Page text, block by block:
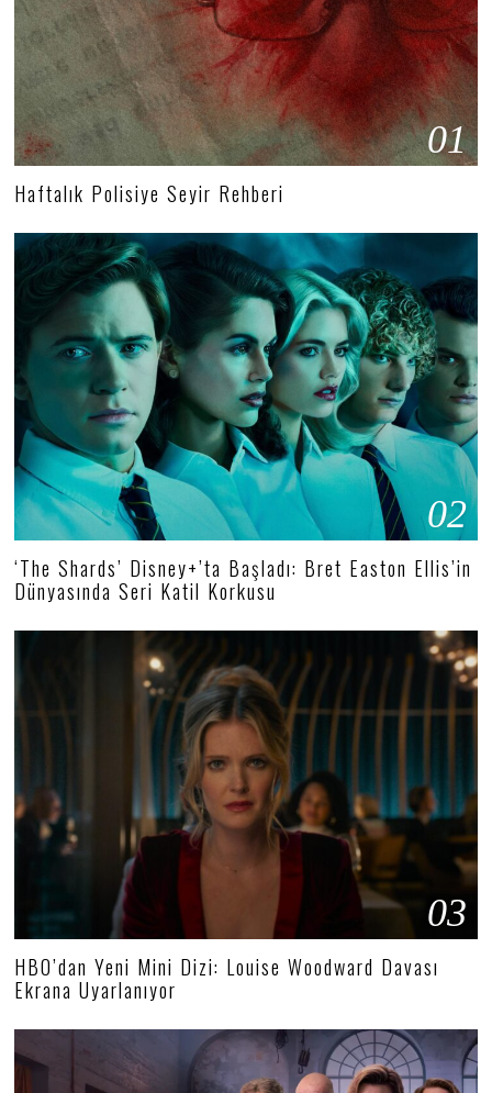
01
Haftalık Polisiye Seyir Rehberi
02
‘The Shards’ Disney+’ta Başladı: Bret Easton Ellis’in
Dünyasında Seri Katil Korkusu
03
HBO’dan Yeni Mini Dizi: Louise Woodward Davası
Ekrana Uyarlanıyor